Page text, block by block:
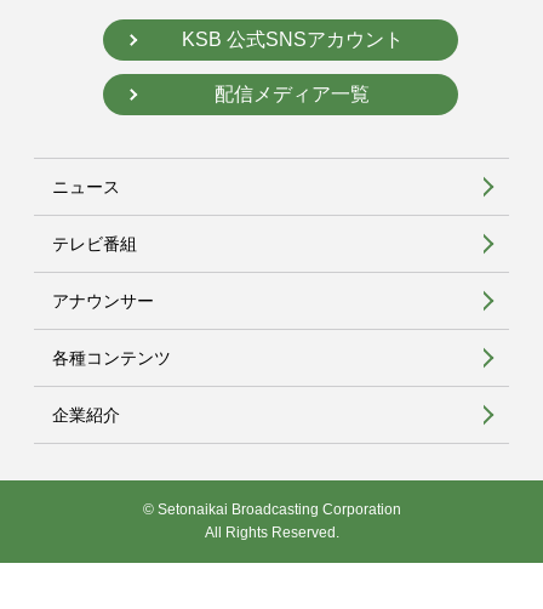
KSB 公式SNSアカウント
配信メディア一覧
ニュース
テレビ番組
アナウンサー
各種コンテンツ
企業紹介
© Setonaikai Broadcasting Corporation
All Rights Reserved.